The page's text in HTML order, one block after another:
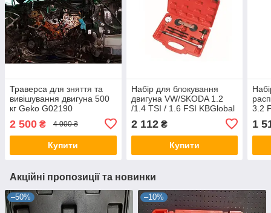
Траверса для зняття та
вивішування двигуна 500
кг Geko G02190
2 500 ₴ 4 000 ₴
Купити
Набір для блокування
двигуна VW/SKODA 1.2
/1.4 TSI / 1.6 FSI KBGlobal
2 112₴
Купити
3.2
1
Акційні пропозиції та новинки
–50% –10%